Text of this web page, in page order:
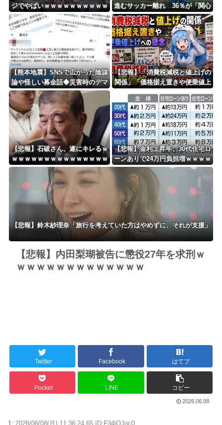
ジでやばいｗｗｗｗｗｗｗｗｗｗ
ｗｗｗｗ
進むサッカー離れ 36％が「関心
なし」
【熊本地震】SNSで広がった陰謀
論や怪しい募金話◆災害時のデマ
注意、専門家は「一次情報チェッ
クを」
【悲報】「消費税減税と値上げの
関係」「価格据え置きや便乗値上
小売価格の動向に注目集まる
【悲報】石破さん、遂にキレるｗ
ｗｗｗｗｗｗｗｗｗｗｗｗｗｗｗ
ｗｗ
【悲報】金利上昇年、30代住宅ロ
ーンありで24万円負担増ｗｗｗｗ
ｗｗｗｗｗｗｗｗ
【悲報】鈴木紗理奈「旅行を考えていた方はやめずに、それが支援」
【悲報】内田梨瑚被告に懲役27年を求刑ｗ
ｗｗｗｗｗｗｗｗｗｗｗｗｗ
Twitter Facebook はてブ
Pocket LINE コピー
2026.06.08
1: 2026/06/08(月) 11:36:24.65 ID:F34jOJoc0